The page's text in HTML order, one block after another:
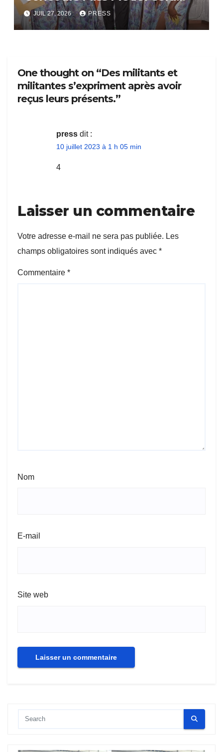
bientôt lance.
JUIL 27, 2026 PRESS
One thought on “Des militants et
militantes s’expriment après avoir
reçus leurs présents.”
press dit :
10 juillet 2023 à 1 h 05 min
4
Laisser un commentaire
Votre adresse e-mail ne sera pas publiée. Les
champs obligatoires sont indiqués avec *
Commentaire *
Nom
E-mail
Site web